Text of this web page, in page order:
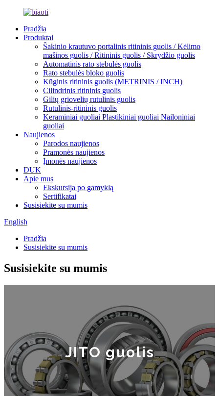
Pradžia
Produktai
Šakinio krautuvo portalinis ritininis guolis / Kėlimo
mašinos guolis / Ritininis guolis / Skrydžio guolis
Automatinis rato stebulės guolis
Rato stebulės bloko guolis
Kūginis ritininis guolis (METRINIS / INCH)
Cilindrinis ritininis guolis
Gilių griovelių rutulinis guolis
Rutulinis-ritininis guolis
Keraminiai guoliai Plastikiniai guoliai Nailoniniai
guoliai
Naujienos
Parodos naujienos
Pramonės naujienos
Įmonės naujienos
DUK
Apie mus
Ekskursija po gamyklą
Sertifikatai
Susisiekite su mumis
English
Pradžia
Susisiekite su mumis
Susisiekite su mumis
JITO guolis